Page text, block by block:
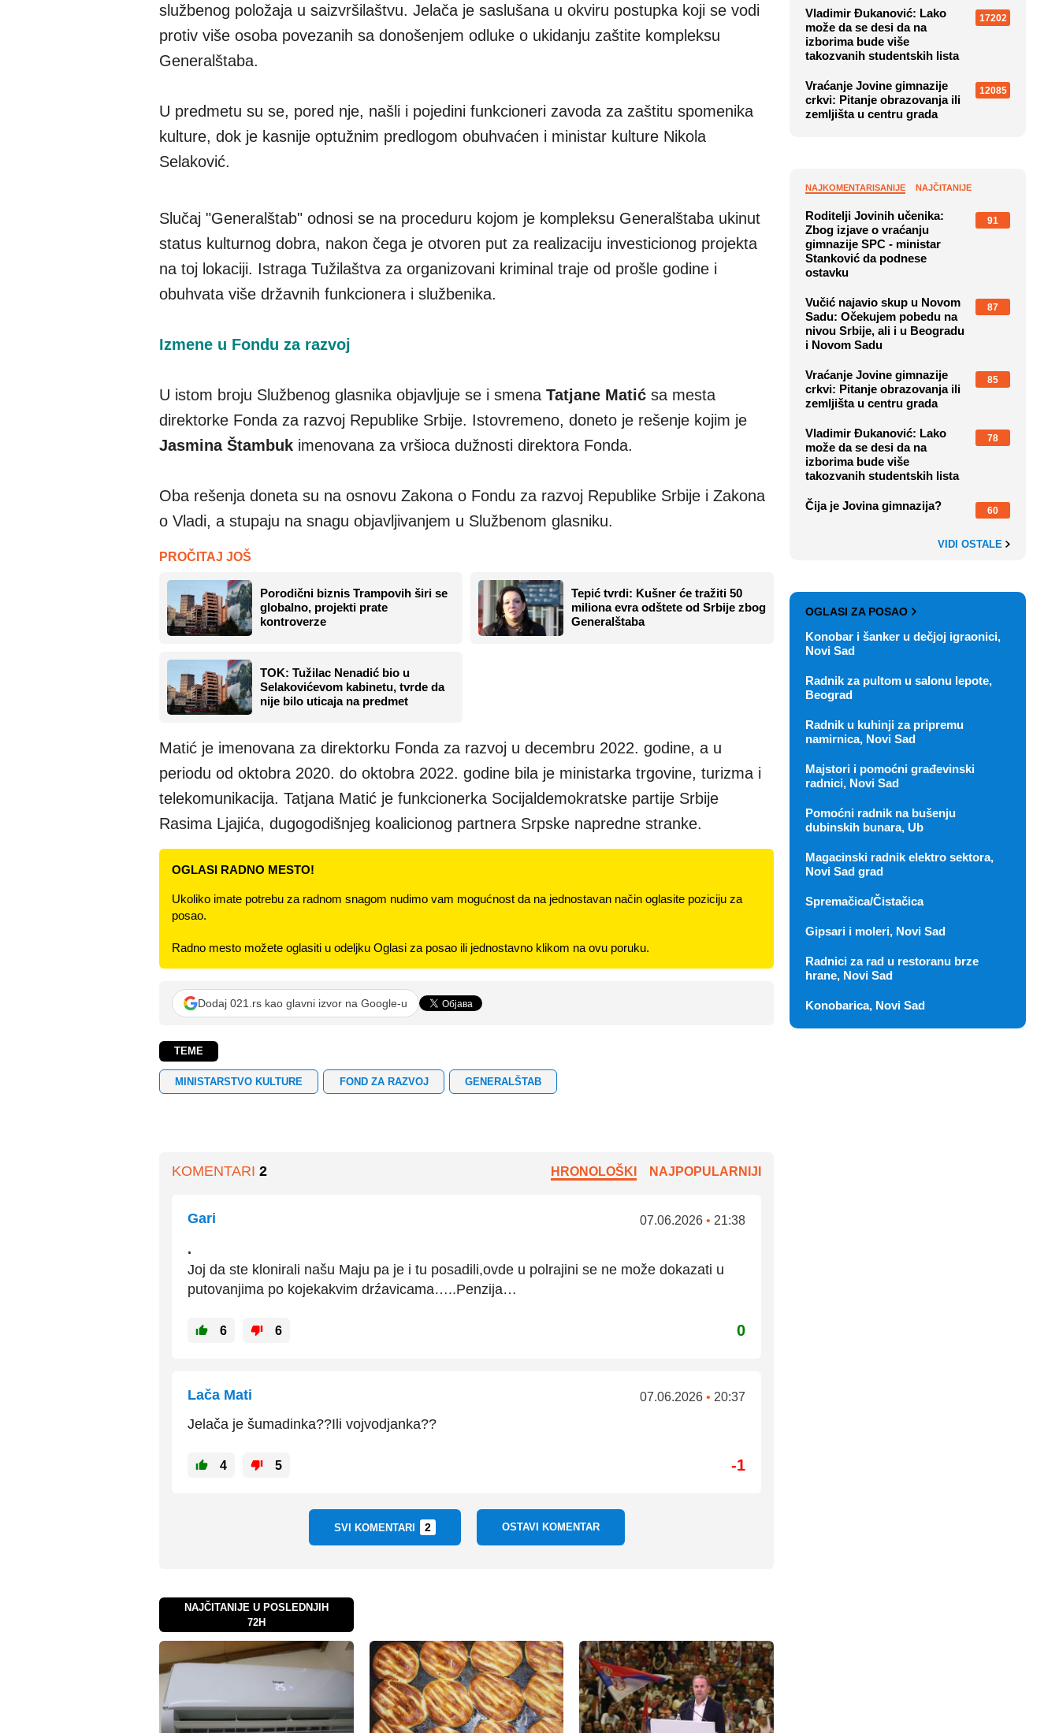
službenog položaja u saizvršilaštvu. Jelača je saslušana u okviru postupka koji se vodi
protiv više osoba povezanih sa donošenjem odluke o ukidanju zaštite kompleksu
Generalštaba.
U predmetu su se, pored nje, našli i pojedini funkcioneri zavoda za zaštitu spomenika
kulture, dok je kasnije optužnim predlogom obuhvaćen i ministar kulture Nikola
Selaković.
Slučaj "Generalštab" odnosi se na proceduru kojom je kompleksu Generalštaba ukinut
status kulturnog dobra, nakon čega je otvoren put za realizaciju investicionog projekta
na toj lokaciji. Istraga Tužilaštva za organizovani kriminal traje od prošle godine i
obuhvata više državnih funkcionera i službenika.
Izmene u Fondu za razvoj
U istom broju Službenog glasnika objavljuje se i smena Tatjane Matić sa mesta
direktorke Fonda za razvoj Republike Srbije. Istovremeno, doneto je rešenje kojim je
Jasmina Štambuk imenovana za vršioca dužnosti direktora Fonda.
Oba rešenja doneta su na osnovu Zakona o Fondu za razvoj Republike Srbije i Zakona
o Vladi, a stupaju na snagu objavljivanjem u Službenom glasniku.
PROČITAJ JOŠ
Porodični biznis Trampovih širi se
globalno, projekti prate
kontroverze
Tepić tvrdi: Kušner će tražiti 50
miliona evra odštete od Srbije zbog
Generalštaba
TOK: Tužilac Nenadić bio u
Selakovićevom kabinetu, tvrde da
nije bilo uticaja na predmet
Matić je imenovana za direktorku Fonda za razvoj u decembru 2022. godine, a u
periodu od oktobra 2020. do oktobra 2022. godine bila je ministarka trgovine, turizma i
telekomunikacija. Tatjana Matić je funkcionerka Socijaldemokratske partije Srbije
Rasima Ljajića, dugogodišnjeg koalicionog partnera Srpske napredne stranke.
OGLASI RADNO MESTO!
Ukoliko imate potrebu za radnom snagom nudimo vam mogućnost da na jednostavan način oglasite poziciju za
posao.
Radno mesto možete oglasiti u odeljku Oglasi za posao ili jednostavno klikom na ovu poruku.
Dodaj 021.rs kao glavni izvor na Google-u
TEME
MINISTARSTVO KULTURE FOND ZA RAZVOJ GENERALŠTAB
KOMENTARI 2 HRONOLOŠKI NAJPOPULARNIJI
Gari 07.06.2026 • 21:38
.
Joj da ste klonirali našu Maju pa je i tu posadili,ovde u polrajini se ne može dokazati u
putovanjima po kojekakvim drźavicama…..Penzija…
6 6 0
Lača Mati 07.06.2026 • 20:37
Jelača je šumadinka??Ili vojvodjanka??
4 5 -1
SVI KOMENTARI 2 OSTAVI KOMENTAR
NAJČITANIJE U POSLEDNJIH
72H
Vladimir Đukanović: Lako
može da se desi da na
izborima bude više
takozvanih studentskih lista
17202
Vraćanje Jovine gimnazije
crkvi: Pitanje obrazovanja ili
zemljišta u centru grada
12085
NAJKOMENTARISANIJE NAJČITANIJE
Roditelji Jovinih učenika:
Zbog izjave o vraćanju
gimnazije SPC - ministar
Stanković da podnese
ostavku
91
Vučić najavio skup u Novom
Sadu: Očekujem pobedu na
nivou Srbije, ali i u Beogradu
i Novom Sadu
87
Vraćanje Jovine gimnazije
crkvi: Pitanje obrazovanja ili
zemljišta u centru grada
85
Vladimir Đukanović: Lako
može da se desi da na
izborima bude više
takozvanih studentskih lista
78
Čija je Jovina gimnazija? 60
VIDI OSTALE
OGLASI ZA POSAO
Konobar i šanker u dečjoj igraonici,
Novi Sad
Radnik za pultom u salonu lepote,
Beograd
Radnik u kuhinji za pripremu
namirnica, Novi Sad
Majstori i pomoćni građevinski
radnici, Novi Sad
Pomoćni radnik na bušenju
dubinskih bunara, Ub
Magacinski radnik elektro sektora,
Novi Sad grad
Spremačica/Čistačica
Gipsari i moleri, Novi Sad
Radnici za rad u restoranu brze
hrane, Novi Sad
Konobarica, Novi Sad